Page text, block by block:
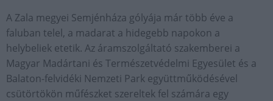
A Zala megyei Semjénháza gólyája már több éve a
faluban telel, a madarat a hidegebb napokon a
helybeliek etetik. Az áramszolgáltató szakemberei a
Magyar Madártani és Természetvédelmi Egyesület és a
Balaton-felvidéki Nemzeti Park együttműködésével
csütörtökön műfészket szereltek fel számára egy